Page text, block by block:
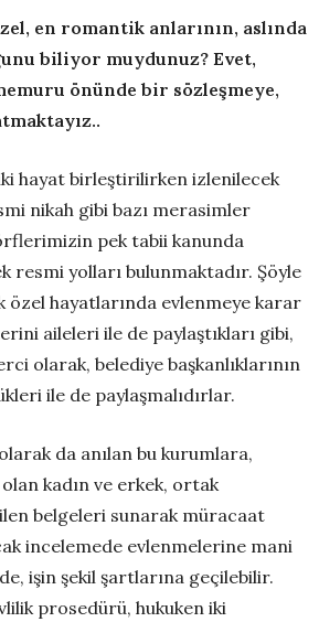
en romantik anlarının, aslında
biliyor muydunuz? Evet,
önünde bir sözleşmeye,
hayat birleştirilirken izlenilecek
nikah gibi bazı merasimler
pek tabii kanunda
resmi yolları bulunmaktadır. Şöyle
özel hayatlarında evlenmeye karar
aileleri ile de paylaştıkları gibi,
olarak, belediye başkanlıklarının
ile de paylaşmalıdırlar.
da anılan bu kurumlara,
kadın ve erkek, ortak
belgeleri sunarak müracaat
incelemede evlenmelerine mani
işin şekil şartlarına geçilebilir.
prosedürü, hukuken iki